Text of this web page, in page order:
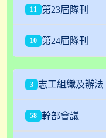
11 第23屆隊刊
10 第24屆隊刊
3 志工組織及辦法
58 幹部會議